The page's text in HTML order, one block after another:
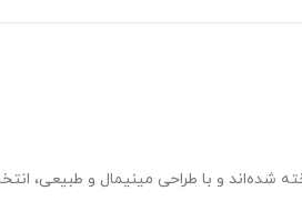
و با طراحی مینیمال و طبیعی،